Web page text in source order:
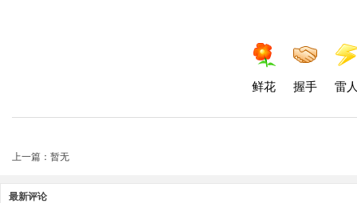
鲜花 握手 雷
上一篇：暂无
最新评论